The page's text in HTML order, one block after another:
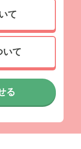
て
いて
る